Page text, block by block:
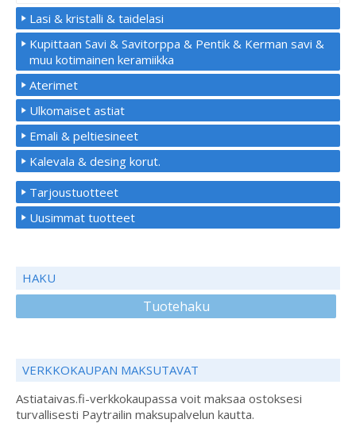
Lasi & kristalli & taidelasi
Kupittaan Savi & Savitorppa & Pentik & Kerman savi &
muu kotimainen keramiikka
Aterimet
Ulkomaiset astiat
Emali & peltiesineet
Kalevala & desing korut.
Tarjoustuotteet
Uusimmat tuotteet
HAKU
Tuotehaku
VERKKOKAUPAN MAKSUTAVAT
Astiataivas.fi-verkkokaupassa voit maksaa ostoksesi
turvallisesti Paytrailin maksupalvelun kautta.